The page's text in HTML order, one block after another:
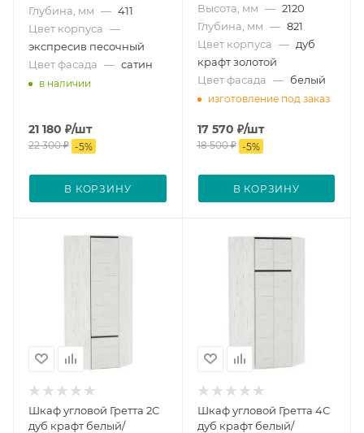
Глубина, мм — 411
Цвет корпуса —
экспресив песочный
Цвет фасада — сатин
в наличии
21 180 ₽/шт
22 300₽ -5%
В КОРЗИНУ
Высота, мм — 2120
Глубина, мм — 821
Цвет корпуса — дуб
крафт золотой
Цвет фасада — белый
изготовление под заказ
17 570 ₽/шт
18 500₽ -5%
В КОРЗИНУ
Шкаф угловой Гретта 2С
дуб крафт белый/
Шкаф угловой Гретта 4С
дуб крафт белый/